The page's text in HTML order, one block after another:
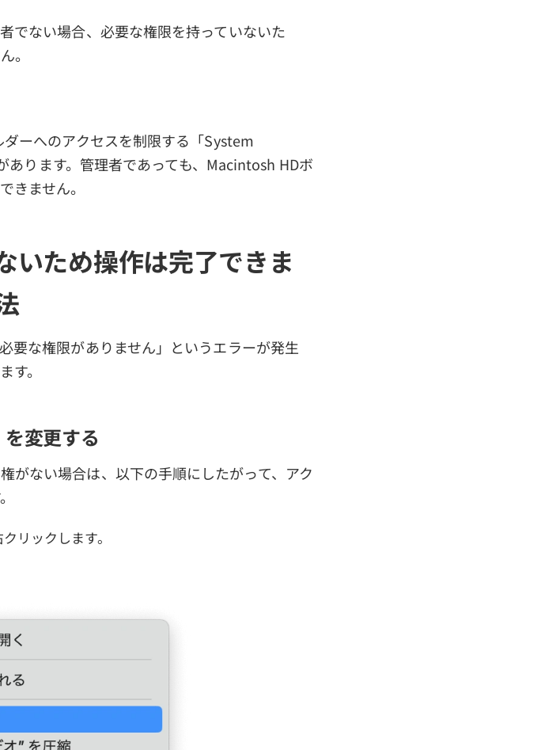
でない場合、必要な権限を持っていないた
。
ーへのアクセスを制限する「System
ります。管理者であっても、Macintosh HDボ
きません。
いため操作は完了できま
要な権限がありません」というエラーが発生
す。
変更する
がない場合は、以下の手順にしたがって、アク
リックします。